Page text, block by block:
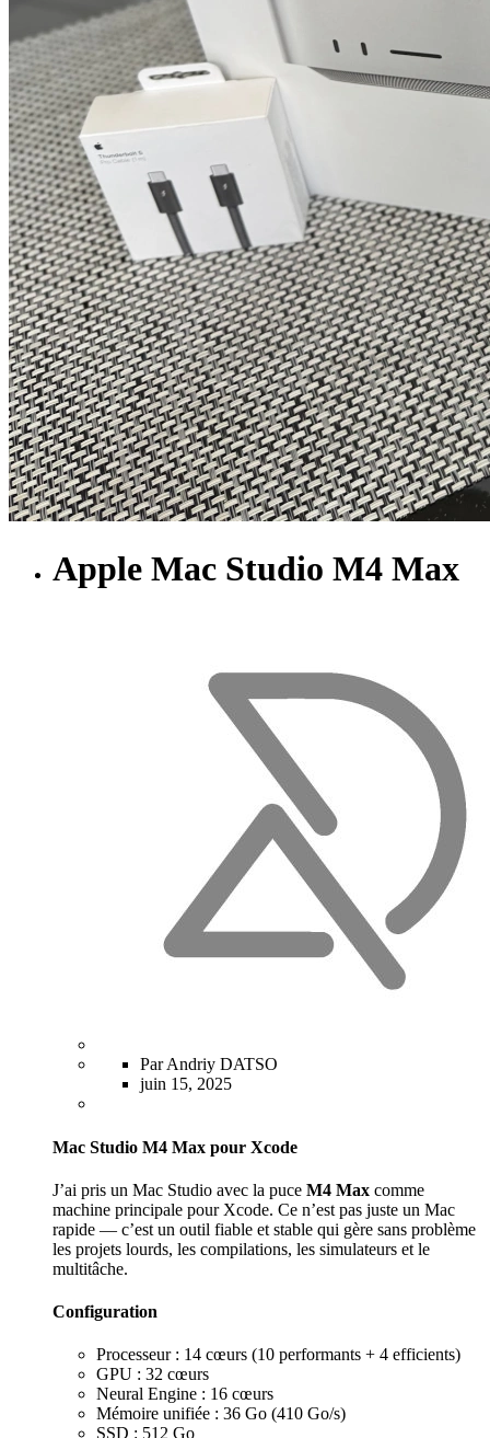
Apple Mac Studio M4 Max
Par Andriy DATSO
juin 15, 2025
Mac Studio M4 Max pour Xcode
J’ai pris un Mac Studio avec la puce M4 Max comme
machine principale pour Xcode. Ce n’est pas juste un Mac
rapide — c’est un outil fiable et stable qui gère sans problème
les projets lourds, les compilations, les simulateurs et le
multitâche.
Configuration
Processeur : 14 cœurs (10 performants + 4 efficients)
GPU : 32 cœurs
Neural Engine : 16 cœurs
Mémoire unifiée : 36 Go (410 Go/s)
SSD : 512 Go